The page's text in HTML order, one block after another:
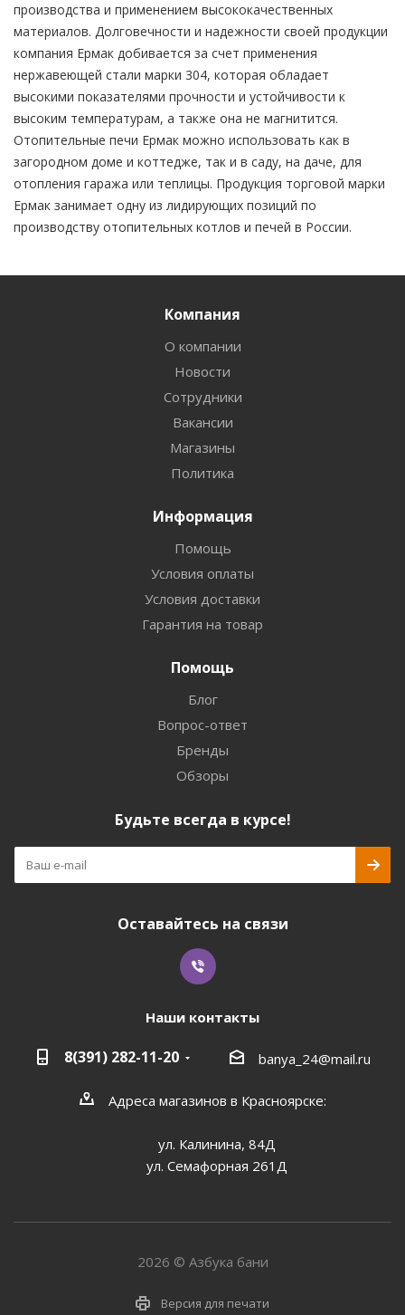
производства и применением высококачественных
материалов. Долговечности и надежности своей продукции
компания Ермак добивается за счет применения
нержавеющей стали марки 304, которая обладает
высокими показателями прочности и устойчивости к
высоким температурам, а также она не магнитится.
Отопительные печи Ермак можно использовать как в
загородном доме и коттедже, так и в саду, на даче, для
отопления гаража или теплицы. Продукция торговой марки
Ермак занимает одну из лидирующих позиций по
производству отопительных котлов и печей в России.
Компания
О компании
Новости
Сотрудники
Вакансии
Магазины
Политика
Информация
Помощь
Условия оплаты
Условия доставки
Гарантия на товар
Помощь
Блог
Вопрос-ответ
Бренды
Обзоры
Будьте всегда в курсе!
Оставайтесь на связи
Наши контакты
8(391) 282-11-20 banya_24@mail.ru
Адреса магазинов в Красноярске:
ул. Калинина, 84Д
ул. Семафорная 261Д
2026 © Азбука бани
Версия для печати